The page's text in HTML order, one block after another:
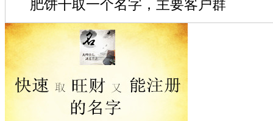
肥饼干取一个名字，主要客户群